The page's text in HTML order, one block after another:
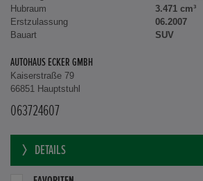
Hubraum
3.471 cm³
Erstzulassung
06.2007
Bauart
SUV
AUTOHAUS ECKER GMBH
Kaiserstraße 79
66851 Hauptstuhl
063724607
DETAILS